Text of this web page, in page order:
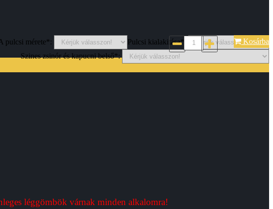
Pulcsi kialakitása*:
pulcsi mérete*:
Szines zsinór és kapucni belső*:
Kosárba
léggömbök várnak minden alkalomra!